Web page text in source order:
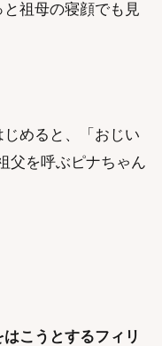
祖母の寝顔でも見
めると、「おじい
父を呼ぶピナちゃん
こうとするフィリ